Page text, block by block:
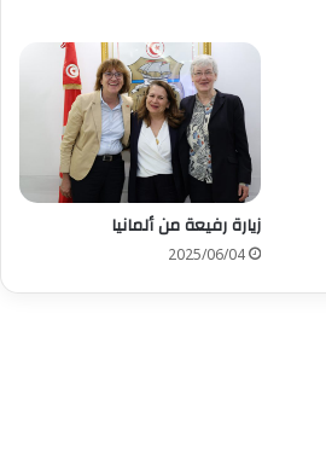
زيارة رفيعة من ألمانيا
2025/06/04